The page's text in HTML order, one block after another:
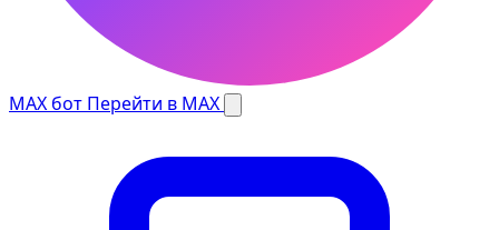
MAX бот Перейти в MAX